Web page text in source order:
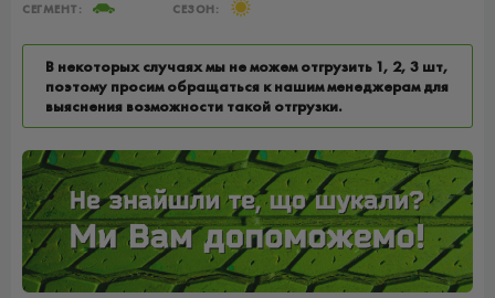
СЕГМЕНТ: СЕЗОН:
В некоторых случаях мы не можем отгрузить 1, 2, 3 шт,
поэтому просим обращаться к нашим менеджерам для
выяснения возможности такой отгрузки.